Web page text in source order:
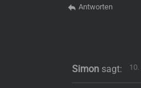
Antworten
Simon sagt: